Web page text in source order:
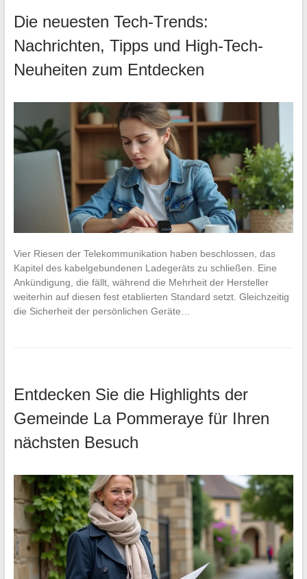
Die neuesten Tech-Trends:
Nachrichten, Tipps und High-Tech-
Neuheiten zum Entdecken
Vier Riesen der Telekommunikation haben beschlossen, das
Kapitel des kabelgebundenen Ladegeräts zu schließen. Eine
Ankündigung, die fällt, während die Mehrheit der Hersteller
weiterhin auf diesen fest etablierten Standard setzt. Gleichzeitig
die Sicherheit der persönlichen Geräte…
Entdecken Sie die Highlights der
Gemeinde La Pommeraye für Ihren
nächsten Besuch